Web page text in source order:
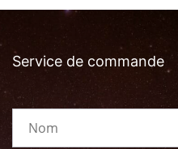
Service de commande